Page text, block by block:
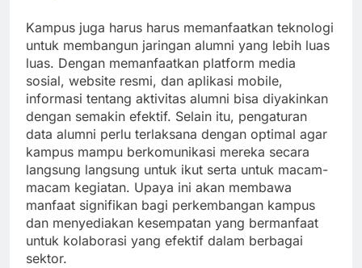
Kampus juga harus harus memanfaatkan teknologi
untuk membangun jaringan alumni yang lebih luas
luas. Dengan memanfaatkan platform media
sosial, website resmi, dan aplikasi mobile,
informasi tentang aktivitas alumni bisa diyakinkan
dengan semakin efektif. Selain itu, pengaturan
data alumni perlu terlaksana dengan optimal agar
kampus mampu berkomunikasi mereka secara
langsung langsung untuk ikut serta untuk macam-
macam kegiatan. Upaya ini akan membawa
manfaat signifikan bagi perkembangan kampus
dan menyediakan kesempatan yang bermanfaat
untuk kolaborasi yang efektif dalam berbagai
sektor.